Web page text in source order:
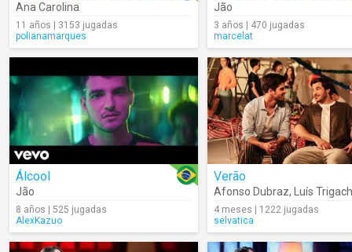
Ana Carolina
11 años | 3153 jugadas
polianamarques
Jão
3 años | 470 jugadas
marcelat
Álcool
Jão
8 años | 525 jugadas
AlexKazuo
Verão
Afonso Dubraz, Luís
4 meses | 1222 jugadas
selvatica